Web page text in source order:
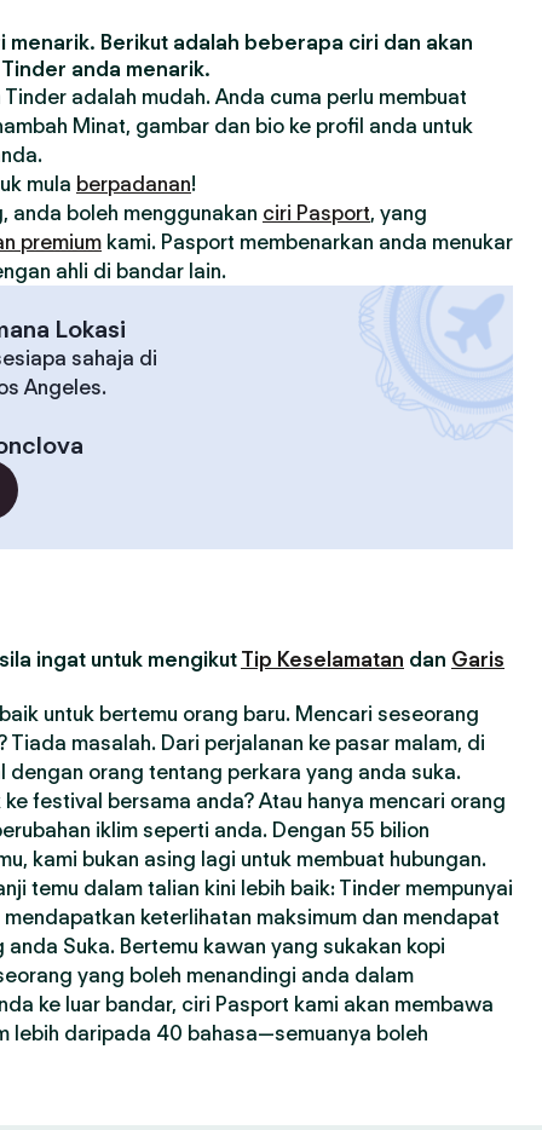
Berikut adalah beberapa ciri dan akan
anda menarik.
adalah mudah. Anda cuma perlu membuat
Minat, gambar dan bio ke profil anda untuk
mula berpadanan!
anda boleh menggunakan ciri Pasport, yang
premium kami. Pasport membenarkan anda menukar
ahli di bandar lain.
Lokasi
sahaja di
Angeles.
ingat untuk mengikut Tip Keselamatan dan Garis
untuk bertemu orang baru. Mencari seseorang
Tiada masalah. Dari perjalanan ke pasar malam, di
dengan orang tentang perkara yang anda suka.
festival bersama anda? Atau hanya mencari orang
iklim seperti anda. Dengan 55 bilion
kami bukan asing lagi untuk membuat hubungan.
temu dalam talian kini lebih baik: Tinder mempunyai
keterlihatan maksimum dan mendapat
Suka. Bertemu kawan yang sukakan kopi
yang boleh menandingi anda dalam
ke luar bandar, ciri Pasport kami akan membawa
lebih daripada 40 bahasa—semuanya boleh